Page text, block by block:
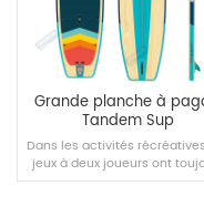
Grande planche à
Tandem Sup
Dans les activités
jeux à deux joueurs ont
été l'un des meilleurs
NOUS CONTACTER